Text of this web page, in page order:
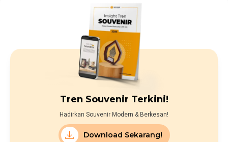
Tren Souvenir Terkini!
Hadirkan Souvenir Modern & Berkesan!
Download Sekarang!